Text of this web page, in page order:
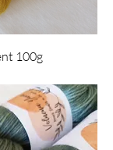
100g